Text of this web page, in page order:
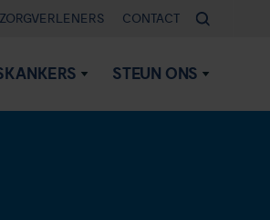
ZORGVERLENERS CONTACT
STEUN ONS